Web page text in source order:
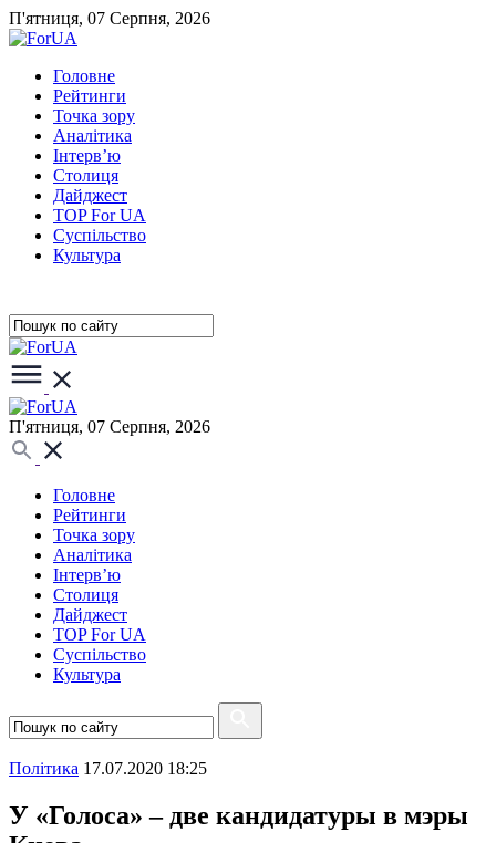
П'ятниця, 07 Серпня, 2026
Головне
Рейтинги
Точка зору
Аналітика
Інтерв’ю
Столиця
Дайджест
TOP For UA
Суспiльство
Культура
П'ятниця, 07 Серпня, 2026
Головне
Рейтинги
Точка зору
Аналітика
Інтерв’ю
Столиця
Дайджест
TOP For UA
Суспiльство
Культура
Полiтика 17.07.2020 18:25
У «Голоса» – две кандидатуры в мэры